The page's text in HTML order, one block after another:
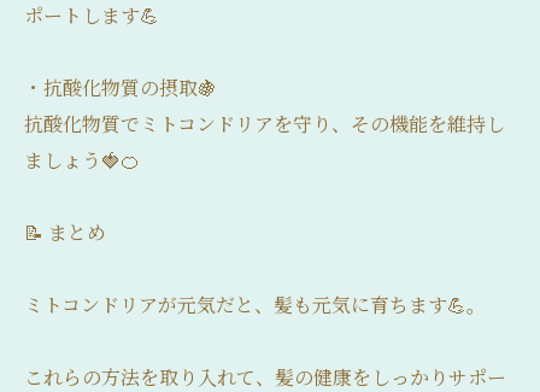
ポートします💪
・抗酸化物質の摂取🍇
抗酸化物質でミトコンドリアを守り、その機能を維持し
ましょう🍓🍊
📝 まとめ
ミトコンドリアが元気だと、髪も元気に育ちます💪。
これらの方法を取り入れて、髪の健康をしっかりサポー